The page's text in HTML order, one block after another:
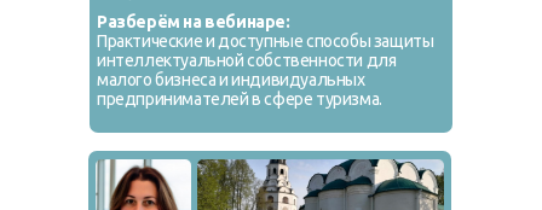
Разберём на вебинаре:
Практические и доступные способы защиты
интеллектуальной собственности для
малого бизнеса и индивидуальных
предпринимателей в сфере туризма.